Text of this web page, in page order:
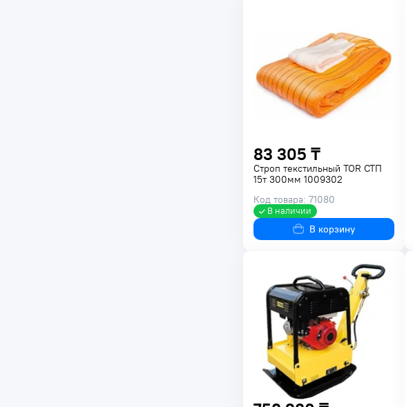
83 305 ₸
Строп текстильный TOR СТП
15т 300мм 1009302
Код товара: 71080
В наличии
В корзину